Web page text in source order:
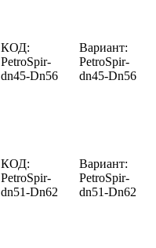
КОД:
PetroSpir-
dn45-Dn56
Вариант:
PetroSpir-
dn45-Dn56
КОД:
PetroSpir-
dn51-Dn62
Вариант:
PetroSpir-
dn51-Dn62